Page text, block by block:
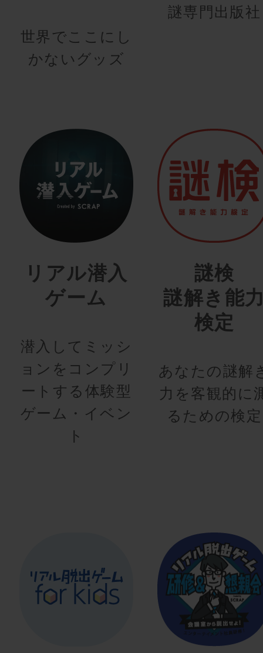
世界でここにし
かないグッズ
謎専門出版社
リアル潜入
ゲーム
潜入してミッシ
ョンをコンプリ
ートする体験型
ゲーム・イベン
ト
謎検
謎解き能
検定
あなたの謎解
力を客観的に
るための検定